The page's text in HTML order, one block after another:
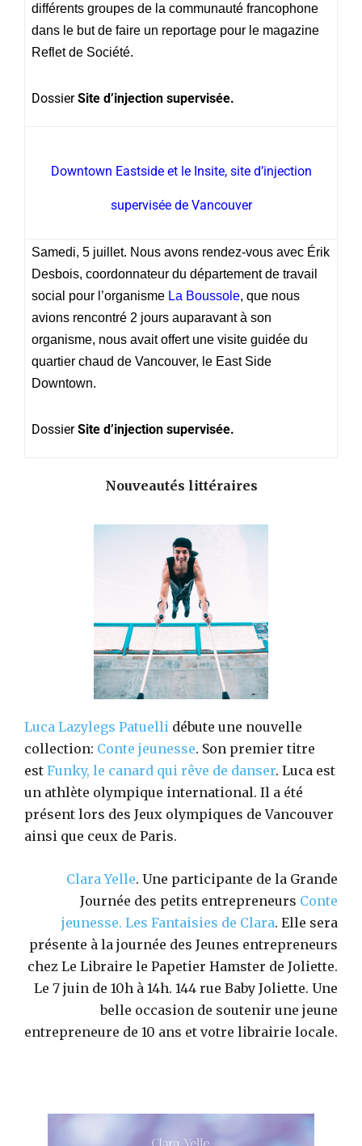
différents groupes de la communauté francophone
dans le but de faire un reportage pour le magazine
Reflet de Société.
DossierSite d’injection supervisée.
Downtown Eastside et le Insite, site d’injection
supervisée de Vancouver
Samedi, 5 juillet. Nous avons rendez-vous avec Érik
Desbois, coordonnateur du département de travail
social pour l’organisme La Boussole, que nous
avions rencontré 2 jours auparavant à son
organisme, nous avait offert une visite guidée du
quartier chaud de Vancouver, le East Side
Downtown.
DossierSite d’injection supervisée.
Nouveautés littéraires
Luca Lazylegs Patuelli débute une nouvelle
collection: Conte jeunesse. Son premier titre
est Funky, le canard qui rêve de danser. Luca est
un athlète olympique international. Il a été
présent lors des Jeux olympiques de Vancouver
ainsi que ceux de Paris.
Clara Yelle. Une participante de la Grande
Journée des petits entrepreneurs Conte
jeunesse. Les Fantaisies de Clara. Elle sera
présente à la journée des Jeunes entrepreneurs
chez Le Libraire le Papetier Hamster de Joliette.
Le 7 juin de 10h à 14h. 144 rue Baby Joliette. Une
belle occasion de soutenir une jeune
entrepreneure de 10 ans et votre librairie locale.